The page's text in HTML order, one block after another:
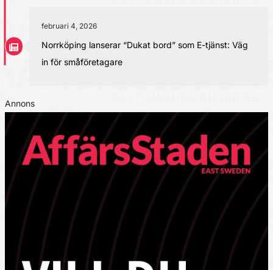
februari 4, 2026
Norrköping lanserar “Dukat bord” som E-tjänst: Väg
in för småföretagare
Annons